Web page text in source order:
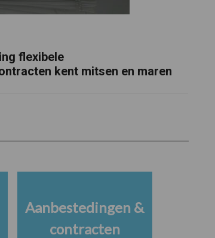
flexibele
kent mitsen en maren
Aanbestedingen &
contracten